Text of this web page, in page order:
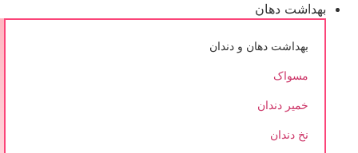
بهداشت دهان
بهداشت دهان و دندان
مسواک
خمیر دندان
نخ دندان